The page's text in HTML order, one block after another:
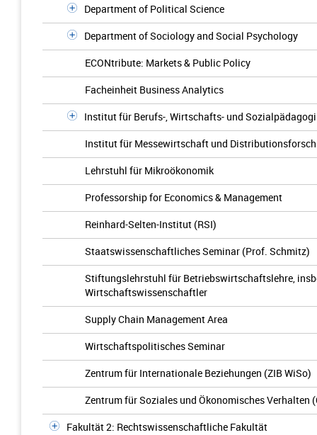
Department of Political Science
Department of Sociology and Social Psychology
ECONtribute: Markets & Public Policy
Facheinheit Business Analytics
Institut für Berufs-, Wirtschafts- und
Institut für Messewirtschaft und
Lehrstuhl für Mikroökonomik
Professorship for Economics & Management
Reinhard-Selten-Institut (RSI)
Staatswissenschaftliches Seminar (Prof. Schmitz)
Stiftungslehrstuhl für Betriebswirtschaftslehre,
Wirtschaftswissenschaftler
Supply Chain Management Area
Wirtschaftspolitisches Seminar
Zentrum für Internationale Beziehungen (ZIB WiSo)
Zentrum für Soziales und Ökonomisches Verhalten
Fakultät 2: Rechtswissenschaftliche Fakultät